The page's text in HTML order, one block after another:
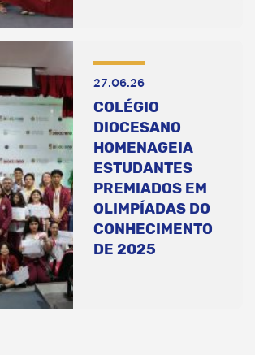
27.06.26
COLÉGIO
DIOCESANO
HOMENAGEIA
ESTUDANTES
PREMIADOS EM
OLIMPÍADAS DO
CONHECIMENTO
DE 2025